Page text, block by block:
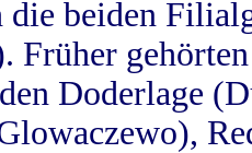
beiden
Früher
Doderlage